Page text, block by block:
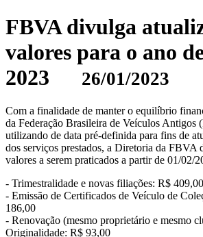
FBVA divulga
valores para o ano
2023
26/01/2023
Com a finalidade de manter o equilíbrio
da Federação Brasileira de Veículos Antigos
utilizando de data pré-definida para fins de
dos serviços prestados, a Diretoria da FBVA
valores a serem praticados a partir de 01/02/
- Trimestralidade e novas filiações: R$ 409,00
- Emissão de Certificados de Veículo de
186,00
- Renovação (mesmo proprietário e mesmo
Originalidade: R$ 93,00